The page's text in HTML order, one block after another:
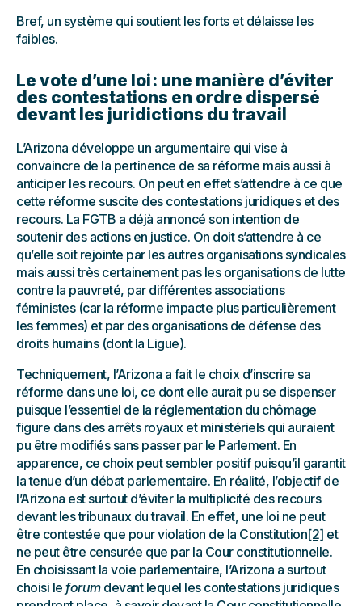
Bref, un système qui soutient les forts et délaisse les
faibles.
Le vote d’une loi : une manière d’éviter
des contestations en ordre dispersé
devant les juridictions du travail
L’Arizona développe un argumentaire qui vise à
convaincre de la pertinence de sa réforme mais aussi à
anticiper les recours. On peut en effet s’attendre à ce que
cette réforme suscite des contestations juridiques et des
recours. La FGTB a déjà annoncé son intention de
soutenir des actions en justice. On doit s’attendre à ce
qu’elle soit rejointe par les autres organisations syndicales
mais aussi très certainement pas les organisations de lutte
contre la pauvreté, par différentes associations
féministes (car la réforme impacte plus particulièrement
les femmes) et par des organisations de défense des
droits humains (dont la Ligue).
Techniquement, l’Arizona a fait le choix d’inscrire sa
réforme dans une loi, ce dont elle aurait pu se dispenser
puisque l’essentiel de la réglementation du chômage
figure dans des arrêts royaux et ministériels qui auraient
pu être modifiés sans passer par le Parlement. En
apparence, ce choix peut sembler positif puisqu’il garantit
la tenue d’un débat parlementaire. En réalité, l’objectif de
l’Arizona est surtout d’éviter la multiplicité des recours
devant les tribunaux du travail. En effet, une loi ne peut
être contestée que pour violation de la Constitution[2] et
ne peut être censurée que par la Cour constitutionnelle.
En choisissant la voie parlementaire, l’Arizona a surtout
choisi le forumdevant lequel les contestations juridiques